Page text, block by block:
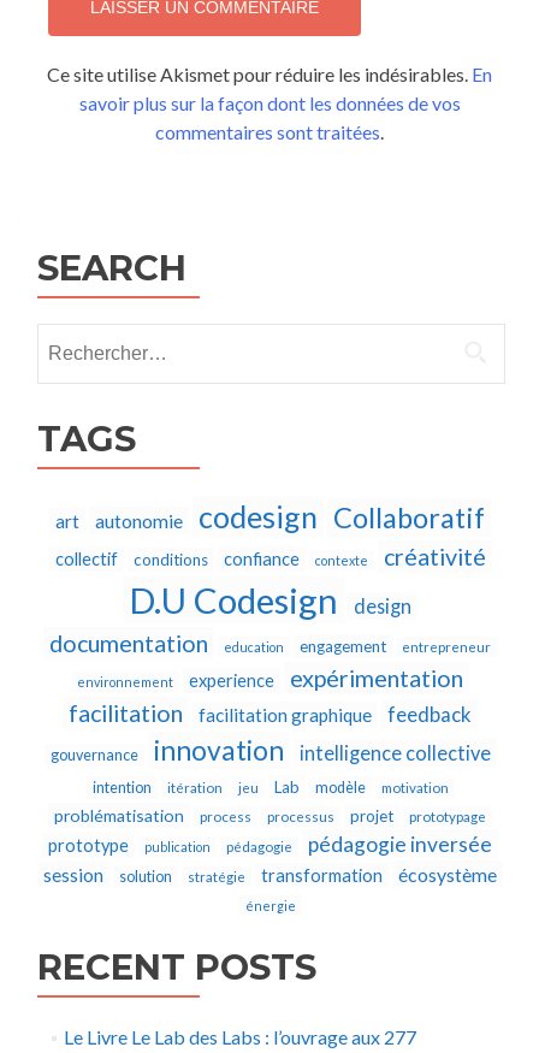
Ce site utilise Akismet pour réduire les indésirables. En
savoir plus sur la façon dont les données de vos
commentaires sont traitées.
SEARCH
TAGS
art autonomie codesign Collaboratif
collectif conditions confiance contexte créativité
D.U Codesign design
documentation education engagement entrepreneur
environnement experience
expérimentation
facilitation
facilitation graphique feedback
gouvernance innovation intelligence collective
intention itération jeu Lab modèle motivation
problématisation process processus projet prototypage
prototype publication pédagogie pédagogie inversée
session solution stratégie transformation écosystème
énergie
RECENT POSTS
Le Livre Le Lab des Labs : l’ouvrage aux 277